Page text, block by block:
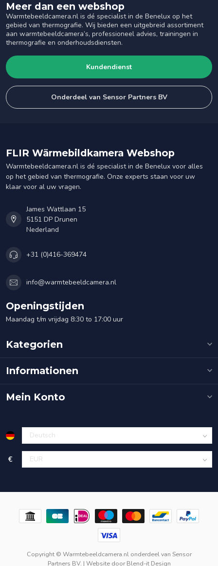
Meer dan een webshop
Warmtebeeldcamera.nl is dé specialist in de Benelux op het
gebied van thermografie. Wij bieden een uitgebreid assortiment
aan warmtebeeldcamera’s, professioneel advies, trainingen in
thermografie en onderhoudsdiensten.
Kundendienst
Onderdeel van Sensor Partners BV
FLIR Wärmebildkamera Webshop
Warmtebeeldcamera.nl is dé specialist in de Benelux voor alles
op het gebied van thermografie. Onze experts staan voor uw
klaar voor al uw vragen.
James Wattlaan 15
5151 DP Drunen
Nederland
+31 (0)416-369474
info@warmtebeeldcamera.nl
Openingstijden
Maandag t/m vrijdag 8:30 to 17:00 uur
Kategorien
Informationen
Mein Konto
€
Copyright © Warmtebeeldcamera.nl onderdeel van Sensor
Partners BV. | Website doorBlend-it Design